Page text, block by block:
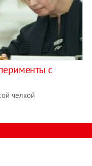
с
челкой